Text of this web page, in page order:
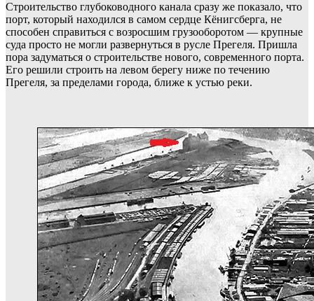
Строительство глубоководного канала сразу же показало, что
порт, который находился в самом сердце Кёнигсберга, не
способен справиться с возросшим грузооборотом — крупные
суда просто не могли развернуться в русле Прегеля. Пришла
пора задуматься о строительстве нового, современного порта.
Его решили строить на левом берегу ниже по течению
Прегеля, за пределами города, ближе к устью реки.